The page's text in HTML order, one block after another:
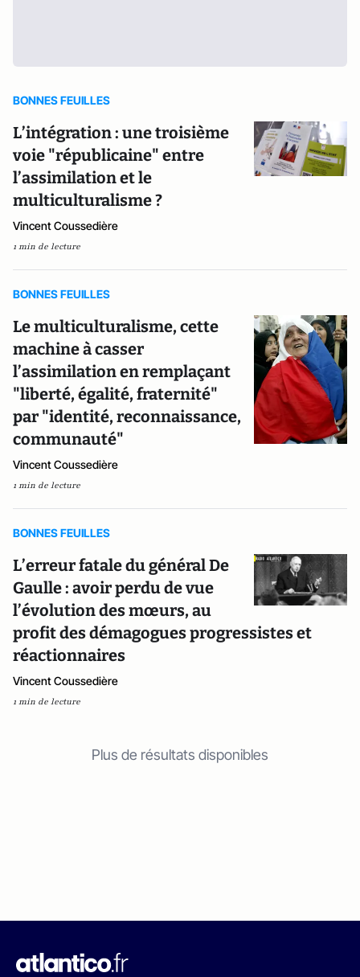
BONNES FEUILLES
L’intégration : une troisième
voie "républicaine" entre
l’assimilation et le
multiculturalisme ?
Vincent Coussedière
1 min de lecture
BONNES FEUILLES
Le multiculturalisme, cette
machine à casser
l’assimilation en remplaçant
"liberté, égalité, fraternité"
par "identité, reconnaissance,
communauté"
Vincent Coussedière
1 min de lecture
BONNES FEUILLES
L’erreur fatale du général De
Gaulle : avoir perdu de vue
l’évolution des mœurs, au
profit des démagogues progressistes et
réactionnaires
Vincent Coussedière
1 min de lecture
Plus de résultats disponibles